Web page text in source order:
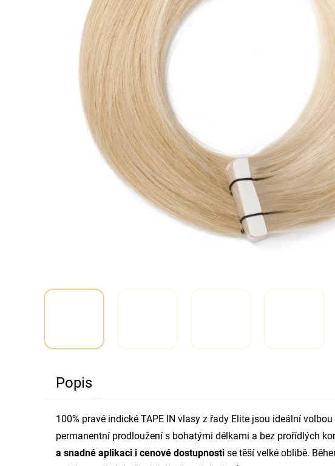
Popis
100% pravé indické TAPE IN vlasy z řady Elite jsou ideální
permanentní prodloužení s bohatými délkami a bez prořídlých
a snadné aplikaci i cenové dostupnosti se těší velké oblibě.